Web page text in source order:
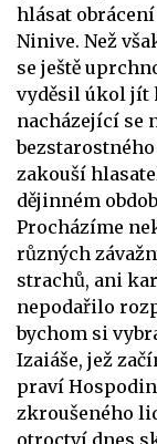
hlásat
Ninive. Než
se ještě
vyděsil úkol jít
nacházející se
zakouší
dějinném
Procházíme
různých
strachů, ani
nepodařilo
bychom si
Izaiáše, jež
praví
zkroušeného
otroctví dnes